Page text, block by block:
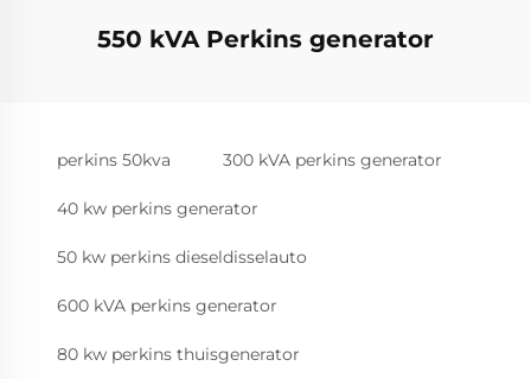
550 kVA Perkins generator
perkins 50kva 300 kVA perkins generator
40 kw perkins generator
50 kw perkins dieseldisselauto
600 kVA perkins generator
80 kw perkins thuisgenerator